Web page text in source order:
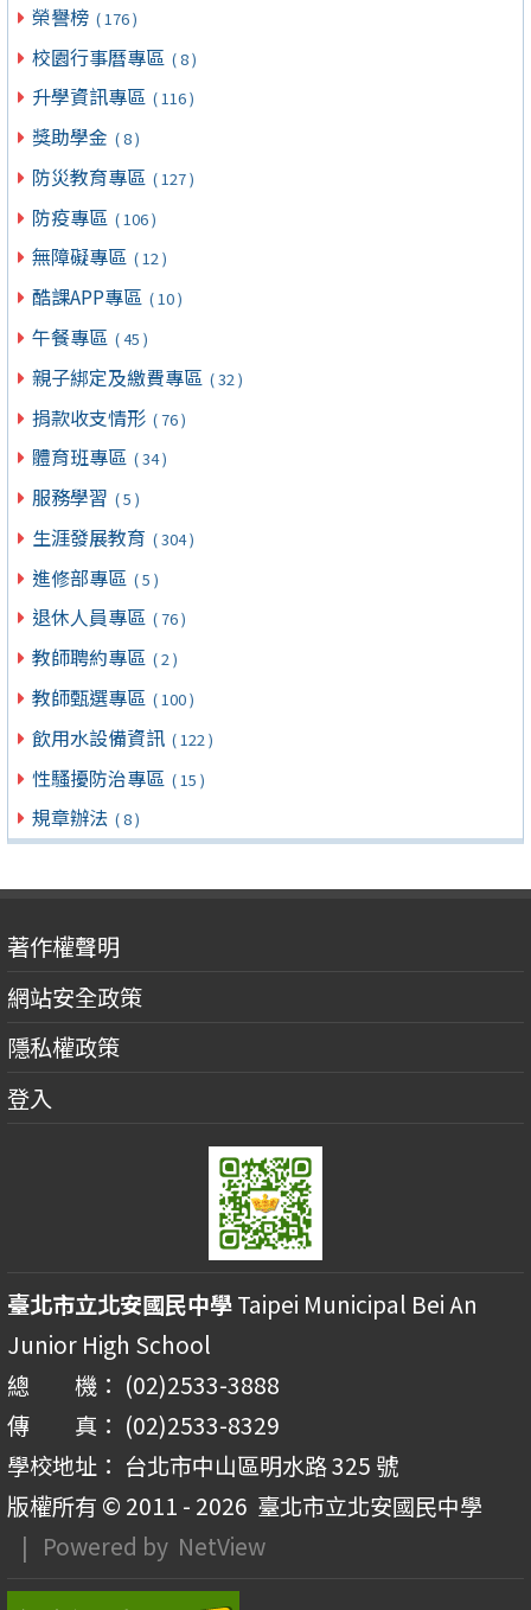
榮譽榜 ( 176 )
校園行事曆專區 ( 8 )
升學資訊專區 ( 116 )
獎助學金 ( 8 )
防災教育專區 ( 127 )
防疫專區 ( 106 )
無障礙專區 ( 12 )
酷課APP專區 ( 10 )
午餐專區 ( 45 )
親子綁定及繳費專區 ( 32 )
捐款收支情形 ( 76 )
體育班專區 ( 34 )
服務學習 ( 5 )
生涯發展教育 ( 304 )
進修部專區 ( 5 )
退休人員專區 ( 76 )
教師聘約專區 ( 2 )
教師甄選專區 ( 100 )
飲用水設備資訊 ( 122 )
性騷擾防治專區 ( 15 )
規章辦法 ( 8 )
著作權聲明
網站安全政策
隱私權政策
登入
臺北市立北安國民中學Taipei Municipal Bei An
Junior High School
總 機： (02)2533-3888
傳 真： (02)2533-8329
學校地址： 台北市中山區明水路 325 號
版權所有 © 2011 - 2026 臺北市立北安國民中學
| Powered by NetView